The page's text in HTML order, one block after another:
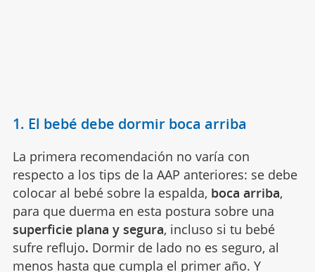
1. El bebé debe dormir boca arriba
La primera recomendación no varía con
respecto a los tips de la AAP anteriores: se debe
colocar al bebé sobre la espalda, boca arriba,
para que duerma en esta postura sobre una
superficie plana y segura, incluso si tu bebé
sufre reflujo. Dormir de lado no es seguro, al
menos hasta que cumpla el primer año. Y